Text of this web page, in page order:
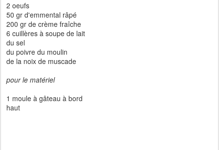
2 oeufs
50 gr d'emmental râpé
200 gr de crème fraîche
6 cuillères à soupe de lait
du sel
du poivre du moulin
de la noix de muscade
pour le matériel
1 moule à gâteau à bord
haut